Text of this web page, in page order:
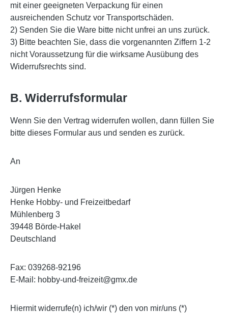
mit einer geeigneten Verpackung für einen
ausreichenden Schutz vor Transportschäden.
2) Senden Sie die Ware bitte nicht unfrei an uns zurück.
3) Bitte beachten Sie, dass die vorgenannten Ziffern 1-2
nicht Voraussetzung für die wirksame Ausübung des
Widerrufsrechts sind.
B. Widerrufsformular
Wenn Sie den Vertrag widerrufen wollen, dann füllen Sie
bitte dieses Formular aus und senden es zurück.
An
Jürgen Henke
Henke Hobby- und Freizeitbedarf
Mühlenberg 3
39448 Börde-Hakel
Deutschland
Fax: 039268-92196
E-Mail: hobby-und-freizeit@gmx.de
Hiermit widerrufe(n) ich/wir (*) den von mir/uns (*)